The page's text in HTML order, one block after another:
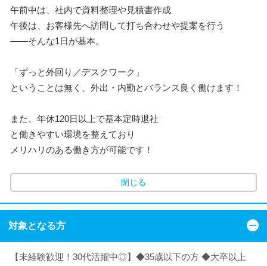
午前中は、社内で資料整理や見積書作成
午後は、お客様先へ訪問して打ち合わせや提案を行う
――そんな1日が基本。
「ずっと外回り／デスクワーク」
ということは無く、外出・内勤とバランス良く働けます！
また、年休120日以上で基本定時退社
と働きやすい環境を整えており
メリハリのある働き方が可能です！
閉じる
対象となる方
【未経験歓迎！30代活躍中◎】◆35歳以下の方 ◆大卒以上